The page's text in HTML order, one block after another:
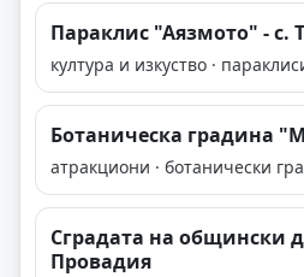
Параклис "Аязмото" - с.
култура и изкуство ·
Ботаническа градина
атракциони · ботанически
Сградата на общински
Провадия